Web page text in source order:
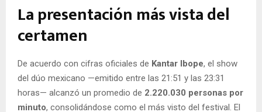
La presentación más vista del
certamen
De acuerdo con cifras oficiales de Kantar Ibope, el show
del dúo mexicano —emitido entre las 21:51 y las 23:31
horas— alcanzó un promedio de 2.220.030 personas por
minuto, consolidándose como el más visto del festival. El